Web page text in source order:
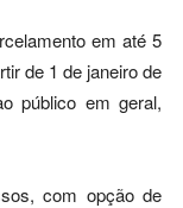
em até 5
de 1 de janeiro de
público em geral,
com opção de